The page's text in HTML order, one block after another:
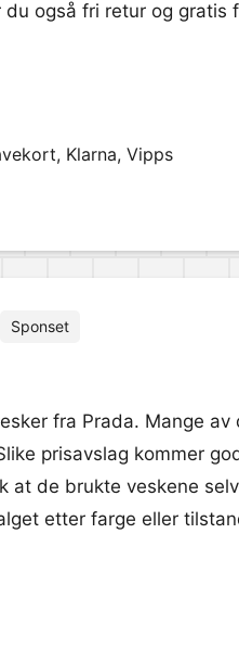
også fri retur og gratis
Klarna, Vipps
Sponset
fra Prada. Mange av
prisavslag kommer
at de brukte veskene
etter farge eller